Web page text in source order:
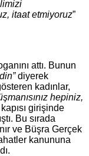
itaat etmiyoruz”
attı. Bunun
diyerek
kadınlar,
hepiniz,
girişinde
Bu sırada
ve Büşra Gerçek
kanununa